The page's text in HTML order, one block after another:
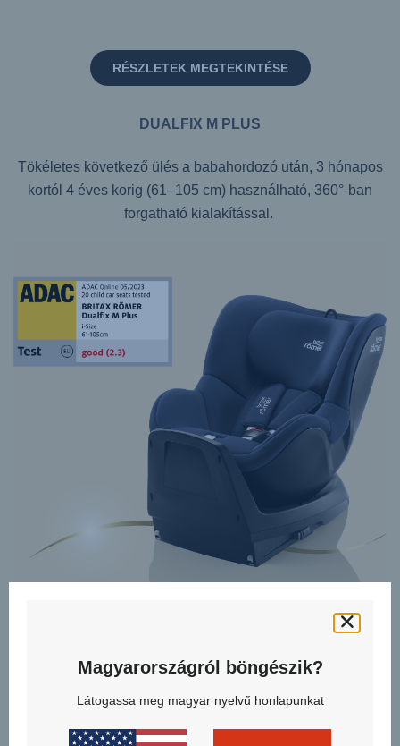
RÉSZLETEK MEGTEKINTÉSE
DUALFIX M PLUS
Tökéletes következő ülés a babahordozó után, 3 hónapos
kortól 4 éves korig (61–105 cm) használható, 360°-ban
forgatható kialakítással.
RÉSZLETEK MEGTEKINTÉSE
VERSAFIX
Magyarországról böngészik?
Látogassa meg magyar nyelvű honlapunkat